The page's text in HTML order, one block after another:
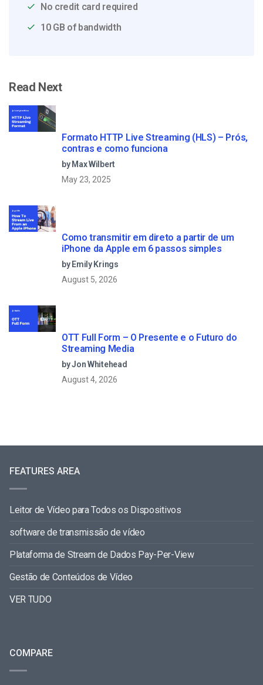
No credit card required
10 GB of bandwidth
Read Next
Formato HTTP Live Streaming (HLS) – Prós,
contras e como funciona
by Max Wilbert
May 23, 2025
Como transmitir em direto a partir de um
iPhone da Apple em 6 passos simples
by Emily Krings
August 5, 2026
OTT Full Form – O Presente e o Futuro do
Streaming Media
by Jon Whitehead
August 4, 2026
FEATURES AREA
Leitor de Vídeo para Todos os Dispositivos
software de transmissão de vídeo
Plataforma de Stream de Dados Pay-Per-View
Gestão de Conteúdos de Vídeo
VER TUDO
COMPARE